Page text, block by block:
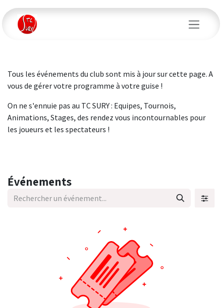
Se rendre au contenu
Tous les événements du club sont mis à jour sur cette page. A
vous de gérer votre programme à votre guise !
On ne s'ennuie pas au TC SURY : Equipes, Tournois,
Animations, Stages, des rendez vous incontournables pour
les joueurs et les spectateurs !
Événements